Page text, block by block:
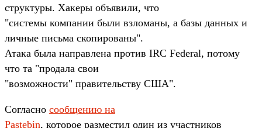
структуры. Хакеры объявили, что
"системы компании были взломаны, а базы данных и
личные письма скопированы".
Атака была направлена против IRC Federal, потому
что та "продала свои
"возможности" правительству США".
Согласно сообщению на
Pastebin, которое разместил один из участников